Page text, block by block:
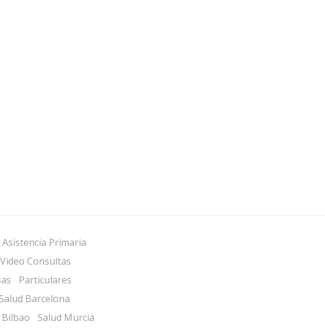
Asistencia Primaria
Video Consultas
Particulares
Salud Barcelona
Bilbao Salud Murcia